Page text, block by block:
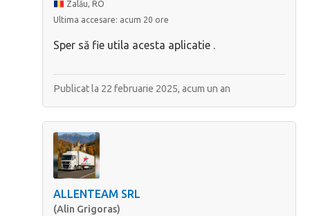
Zalău, RO
Ultima accesare: acum 20 ore
Sper să fie utila acesta aplicatie .
Publicat la 22 februarie 2025, acum un an
ALLENTEAM SRL
(Alin Grigoras)